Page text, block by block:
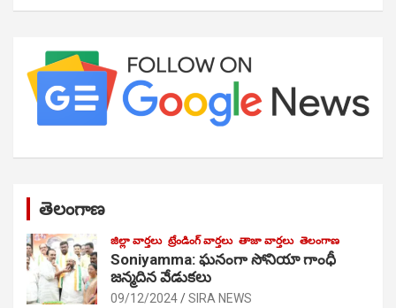
తెలంగాణ
జిల్లా వార్తలు ట్రేండింగ్ వార్తలు తాజా వార్తలు తెలంగాణ
Soniyamma: ఘ‌నంగా సోనియా గాంధీ
జ‌న్మ‌దిన వేడుక‌లు
09/12/2024 SIRA NEWS